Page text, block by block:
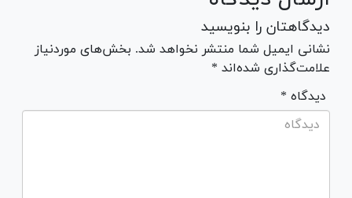
دیدگاهتان را بنویسید
نشانی ایمیل شما منتشر نخواهد شد. بخش‌های موردنیاز
علامت‌گذاری شده‌اند *
* دیدگاه